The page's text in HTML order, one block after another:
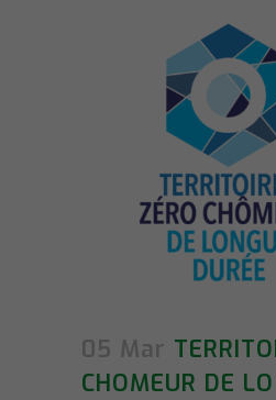
05 Mar
CHOMEUR DE